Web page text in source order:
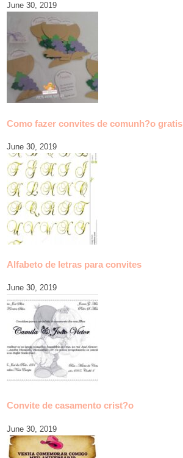
June 30, 2019
Como fazer convites de comunh?o gratis
June 30, 2019
Alfabeto de letras para convites
June 30, 2019
Convite de casamento crist?o
June 30, 2019